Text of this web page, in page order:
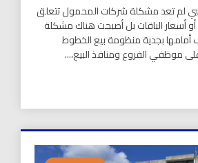
لم تعد مشكلة شركات المحمول تتعلق
أسعار الباقات بل أصبحت هناك مشكلة
بجدية منظومة بيع الخطوط
موظفي الفروع ومنافذ البيع،...